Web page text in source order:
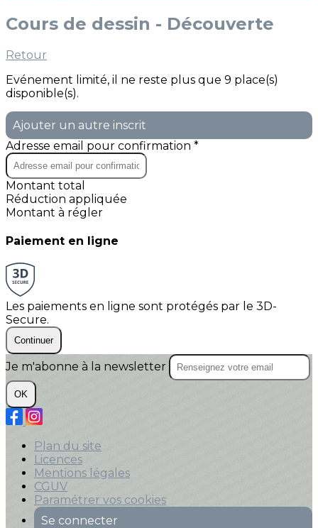
Cours de dessin - Découverte
Retour
Evénement limité, il ne reste plus que 9 place(s)
disponible(s).
Ajouter un autre inscrit
Adresse email pour confirmation *
Montant total
Réduction appliquée
Montant à régler
Paiement en ligne
Les paiements en ligne sont protégés par le 3D-
Secure.
Continuer
Je m'abonne à la newsletter
OK
Plan du site
Licences
Mentions légales
CGUV
Paramétrer vos cookies
Se connecter